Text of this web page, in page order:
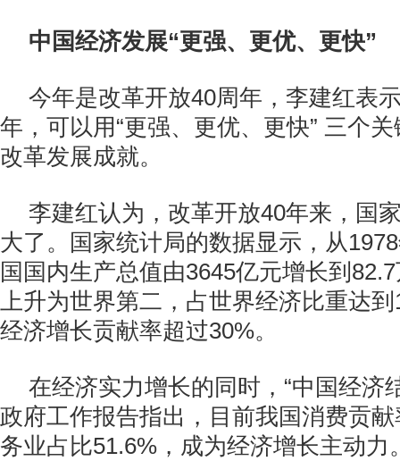
中国经济发展“更强、更优、更快”
今年是改革开放40周年，李建红表
年，可以用“更强、更优、更快” 三个
改革发展成就。
李建红认为，改革开放40年来，国
大了。国家统计局的数据显示，从
国国内生产总值由3645亿元增长到
上升为世界第二，占世界经济比重达
经济增长贡献率超过30%。
在经济实力增长的同时，“中国经济
政府工作报告指出，目前我国消费贡
务业占比51.6%，成为经济增长主动力